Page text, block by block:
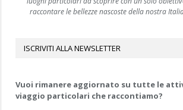
raccontare le bellezze nascoste della nostra
ISCRIVITI ALLA NEWSLETTER
Vuoi rimanere aggiornato su tutte le
viaggio particolari che raccontiamo?